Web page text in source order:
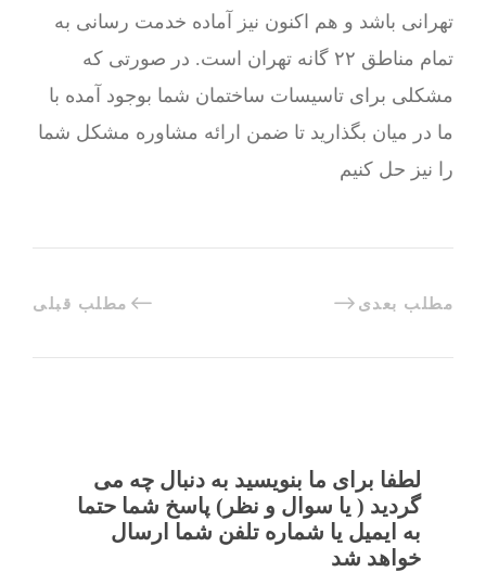
تهرانی باشد و هم اکنون نیز آماده خدمت رسانی به
تمام مناطق ۲۲ گانه تهران است. در صورتی که
مشکلی برای تاسیسات ساختمان شما بوجود آمده با
ما در میان بگذارید تا ضمن ارائه مشاوره مشکل شما
را نیز حل کنیم
مطلب قبلی مطلب بعدی
لطفا برای ما بنویسید به دنبال چه می
گردید ( یا سوال و نظر) پاسخ شما حتما
به ایمیل یا شماره تلفن شما ارسال
خواهد شد